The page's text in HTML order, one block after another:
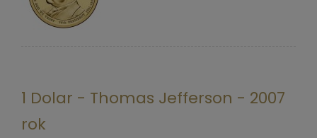
1 Dolar - Thomas Jefferson - 2007
rok